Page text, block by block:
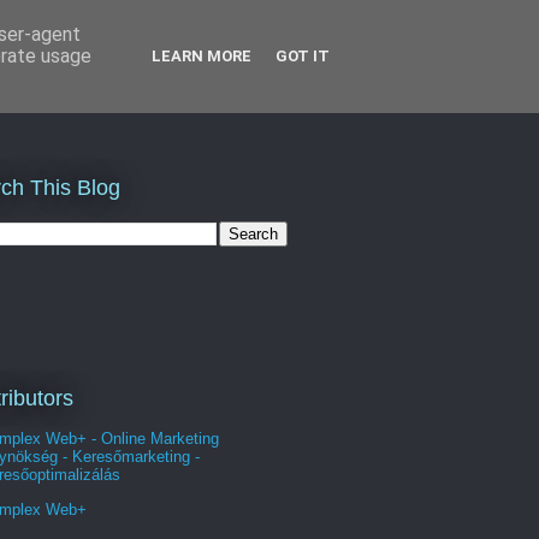
This Blog
Web+ - Online Marketing
- Keresőmarketing -
Web+
agent
usage
LEARN MORE GOT IT